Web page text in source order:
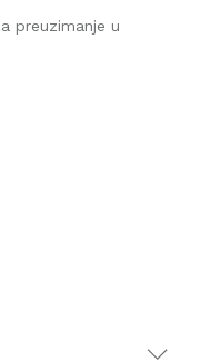
preuzimanje u